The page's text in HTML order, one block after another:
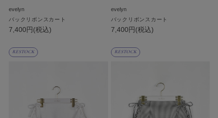
evelyn
バックリボンスカート
7,400円(税込)
evelyn
バックリボンスカート
7,400円(税込)
RESTOCK RESTOCK